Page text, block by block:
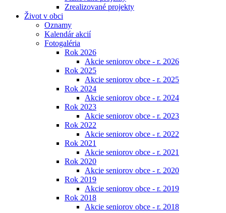
Zrealizované projekty
Život v obci
Oznamy
Kalendár akcií
Fotogaléria
Rok 2026
Akcie seniorov obce - r. 2026
Rok 2025
Akcie seniorov obce - r. 2025
Rok 2024
Akcie seniorov obce - r. 2024
Rok 2023
Akcie seniorov obce - r. 2023
Rok 2022
Akcie seniorov obce - r. 2022
Rok 2021
Akcie seniorov obce - r. 2021
Rok 2020
Akcie seniorov obce - r. 2020
Rok 2019
Akcie seniorov obce - r. 2019
Rok 2018
Akcie seniorov obce - r. 2018